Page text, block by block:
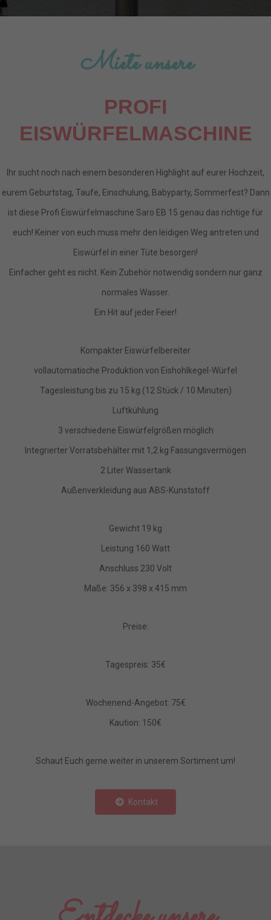
Miete unsere
PROFI
EISWÜRFELMASCHINE
Ihr sucht noch nach einem besonderen Highlight auf eurer Hochzeit,
eurem Geburtstag, Taufe, Einschulung, Babyparty, Sommerfest? Dann
ist diese Profi Eiswürfelmaschine Saro EB 15 genau das richtige für
euch! Keiner von euch muss mehr den leidigen Weg antreten und
Eiswürfel in einer Tüte besorgen!
Einfacher geht es nicht. Kein Zubehör notwendig sondern nur ganz
normales Wasser.
Ein Hit auf jeder Feier!
Kompakter Eiswürfelbereiter
vollautomatische Produktion von Eishohlkegel-Würfel
Tagesleistung bis zu 15 kg (12 Stück / 10 Minuten)
Luftkühlung
3 verschiedene Eiswürfelgrößen möglich
Integrierter Vorratsbehälter mit 1,2 kg Fassungsvermögen
2 Liter Wassertank
Außenverkleidung aus ABS-Kunststoff
Gewicht 19 kg
Leistung 160 Watt
Anschluss 230 Volt
Maße: 356 x 398 x 415 mm
Preise:
Tagespreis: 35€
Wochenend-Angebot: 75€
Kaution: 150€
Schaut Euch gerne weiter in unserem Sortiment um!
Kontakt